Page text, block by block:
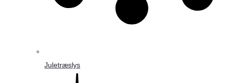
Juletræslys